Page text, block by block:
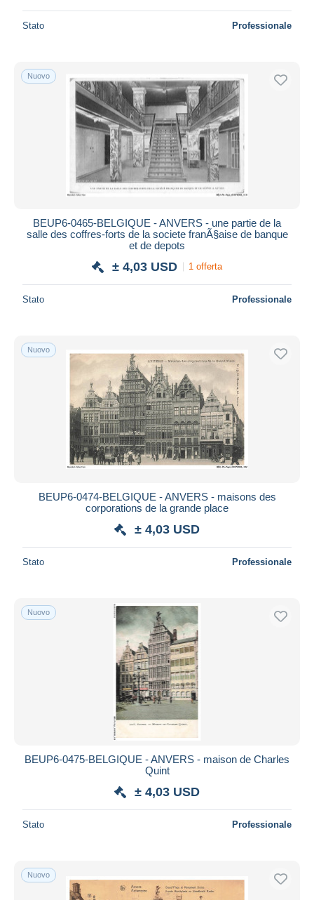
Stato Professionale
Nuovo
BEUP6-0465-BELGIQUE - ANVERS - une partie de la
salle des coffres-forts de la societe franÃ§aise de banque
et de depots
± 4,03 USD 1 offerta
Stato Professionale
Nuovo
BEUP6-0474-BELGIQUE - ANVERS - maisons des
corporations de la grande place
± 4,03 USD
Stato Professionale
Nuovo
BEUP6-0475-BELGIQUE - ANVERS - maison de Charles
Quint
± 4,03 USD
Stato Professionale
Nuovo